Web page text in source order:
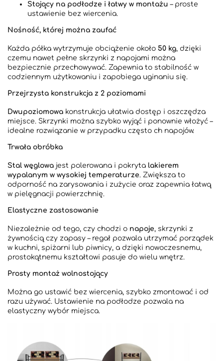
Stojący na podłodze i łatwy w montażu – proste
ustawienie bez wiercenia.
Nośność, której można zaufać
Każda półka wytrzymuje obciążenie około 50 kg, dzięki
czemu nawet pełne skrzynki z napojami można
bezpiecznie przechowywać. Zapewnia to stabilność w
codziennym użytkowaniu i zapobiega uginaniu się.
Przejrzysta konstrukcja z 2 poziomami
Dwupoziomowa konstrukcja ułatwia dostęp i oszczędza
miejsce. Skrzynki można szybko wyjąć i ponownie włożyć –
idealne rozwiązanie w przypadku często ch napojów.
Trwała obróbka
Stal węglowa jest polerowana i pokryta lakierem
wypalanym w wysokiej temperaturze. Zwiększa to
odporność na zarysowania i zużycie oraz zapewnia łatwą
w pielęgnacji powierzchnię.
Elastyczne zastosowanie
Niezależnie od tego, czy chodzi o napoje, skrzynki z
żywnością czy zapasy – regał pozwala utrzymać porządek
w kuchni, spiżarni lub piwnicy, a dzięki nowoczesnemu,
prostokątnemu kształtowi pasuje do wielu wnętrz.
Prosty montaż wolnostojący
Można go ustawić bez wiercenia, szybko zmontować i od
razu używać. Ustawienie na podłodze pozwala na
elastyczny wybór miejsca.